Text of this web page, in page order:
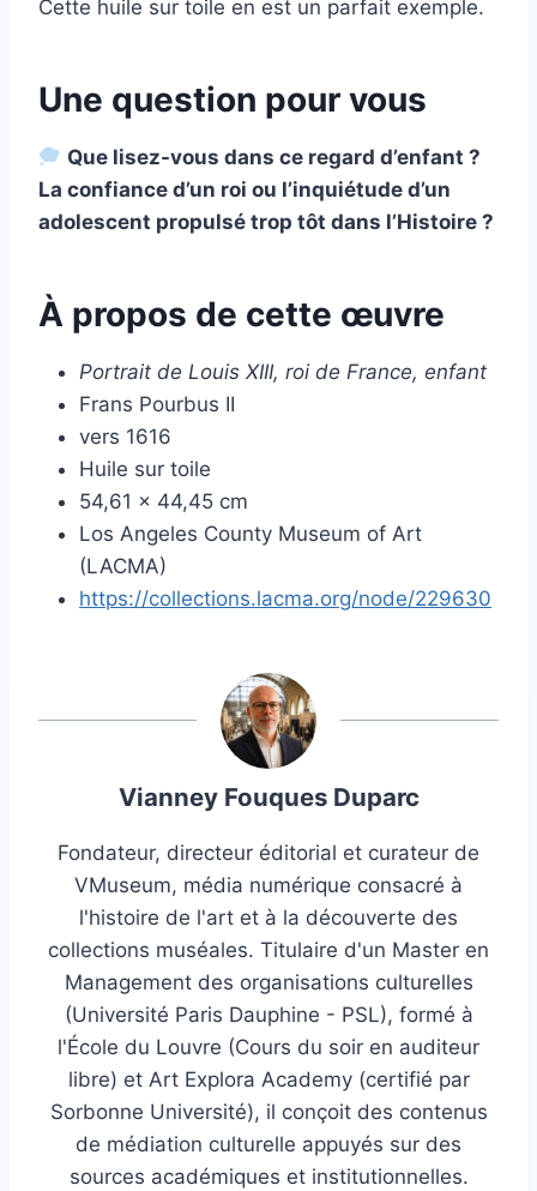
Cette huile sur toile en est un parfait exemple.
Une question pour vous
Que lisez-vous dans ce regard d’enfant ?
La confiance d’un roi ou l’inquiétude d’un
adolescent propulsé trop tôt dans l’Histoire ?
À propos de cette œuvre
Portrait de Louis XIII, roi de France, enfant
Frans Pourbus II
vers 1616
Huile sur toile
54,61 × 44,45 cm
Los Angeles County Museum of Art
(LACMA)
https://collections.lacma.org/node/229630
Vianney Fouques Duparc
Fondateur, directeur éditorial et curateur de
VMuseum, média numérique consacré à
l'histoire de l'art et à la découverte des
collections muséales. Titulaire d'un Master en
Management des organisations culturelles
(Université Paris Dauphine - PSL), formé à
l'École du Louvre (Cours du soir en auditeur
libre) et Art Explora Academy (certifié par
Sorbonne Université), il conçoit des contenus
de médiation culturelle appuyés sur des
sources académiques et institutionnelles.